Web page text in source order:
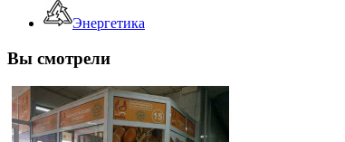
Энергетика
Вы смотрели